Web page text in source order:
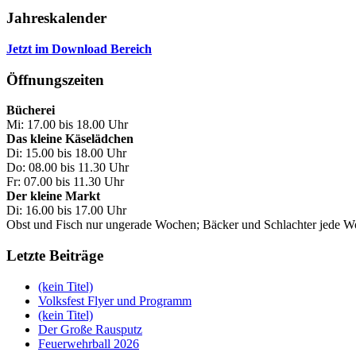
Jahreskalender
Jetzt im Download Bereich
Öffnungszeiten
Bücherei
Mi: 17.00 bis 18.00 Uhr
Das kleine Käselädchen
Di: 15.00 bis 18.00 Uhr
Do: 08.00 bis 11.30 Uhr
Fr: 07.00 bis 11.30 Uhr
Der kleine Markt
Di: 16.00 bis 17.00 Uhr
Obst und Fisch nur ungerade Wochen; Bäcker und Schlachter jede
Letzte Beiträge
(kein Titel)
Volksfest Flyer und Programm
(kein Titel)
Der Große Rausputz
Feuerwehrball 2026